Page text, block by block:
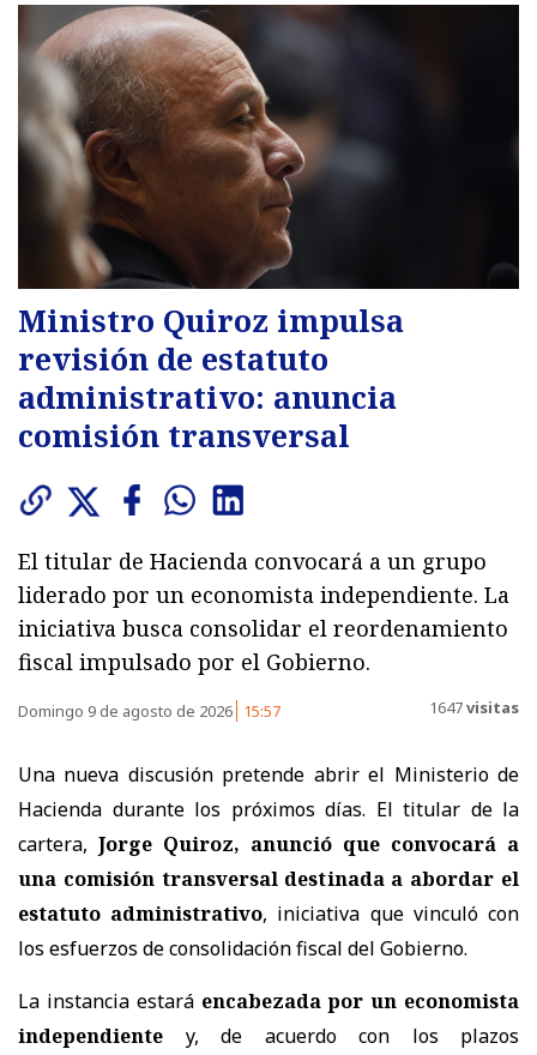
Ministro Quiroz impulsa
revisión de estatuto
administrativo: anuncia
comisión transversal
El titular de Hacienda convocará a un grupo
liderado por un economista independiente. La
iniciativa busca consolidar el reordenamiento
fiscal impulsado por el Gobierno.
Domingo 9 de agosto de 2026 15:57 1647visitas
Una nueva discusión pretende abrir el Ministerio de
Hacienda durante los próximos días. El titular de la
cartera, Jorge Quiroz, anunció que convocará a
una comisión transversal destinada a abordar el
estatuto administrativo, iniciativa que vinculó con
los esfuerzos de consolidación fiscal del Gobierno.
La instancia estará encabezada por un economista
independiente y, de acuerdo con los plazos